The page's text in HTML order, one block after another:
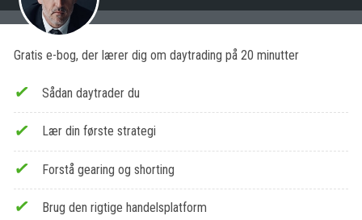
Gratis e-bog, der lærer dig om daytrading på 20 minutter
Sådan daytrader du
Lær din første strategi
Forstå gearing og shorting
Brug den rigtige handelsplatform